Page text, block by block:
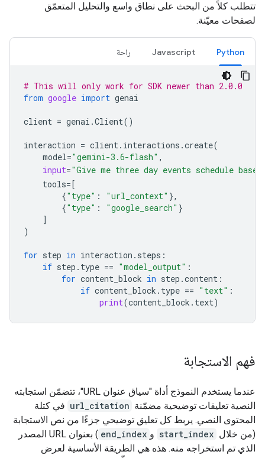
تتطلب كلاً من البحث على نطاق واسع والتحليل المتعمّق
لصفحات معيّنة.
Python
Javascript راحة
# This will only work for SDK newer than 2.0.0
from google import genai
client = genai .Client()
interaction = client. interactions .create(
model="gemini-3.6-flash" ,
input="Give me three day events schedule
tools=[
{"type" : "url_context" },
{"type" : "google_search" }
]
)
for step in interaction . steps :
if step . type == "model_output" :
for content_block in step .content :
if content_block . type == "text" :
print(content_block . text)
فهم الاستجابة
عندما يستخدم النموذج أداة "سياق عنوان URL"، تتضمّن استجابته
النصية تعليقات توضيحية مضمّنة url_citation في كتلة
المحتوى النصي. يربط كل تعليق توضيحي جزءًا من نص الاستجابة
(من خلال start_index و end_index
) بعنوان URL المصدر
الذي تم استخراجه منه. هذه هي الطريقة الأساسية لعرض